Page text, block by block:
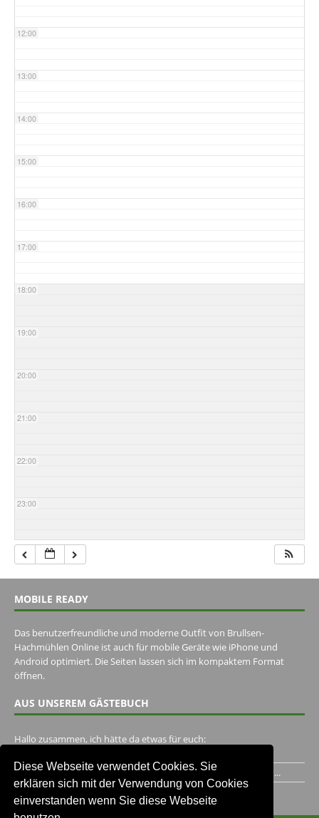
Diese Webseite verwendet Cookies. Sie
erklären sich mit der Verwendung von Cookies
einverstanden wenn Sie diese Webseite
12:00
13:00
14:00
15:00
16:00
17:00
18:00
19:00
20:00
21:00
22:00
23:00
MOBILE READY
Das benutzerfreundliche und moderne Outfit von Brullsen-
Hachmühlen Online ist auch für mobile Geräte wie iPhone und
Android optimiert. Die Seiten lassen sich im kompaktem Format
öffnen.
AUS UNSEREM GÄSTEBUCH
Hallo zusammen, ich hätte da etwas für euch:
Ich habe ein Jahr im Gasthaus Hugo Pape verbracht..Habe ihn...
Unser Gästebuch besuchen